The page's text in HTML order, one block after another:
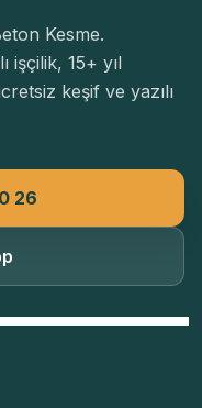
Kesme.
işçilik, 15+ yıl
keşif ve yazılı
26